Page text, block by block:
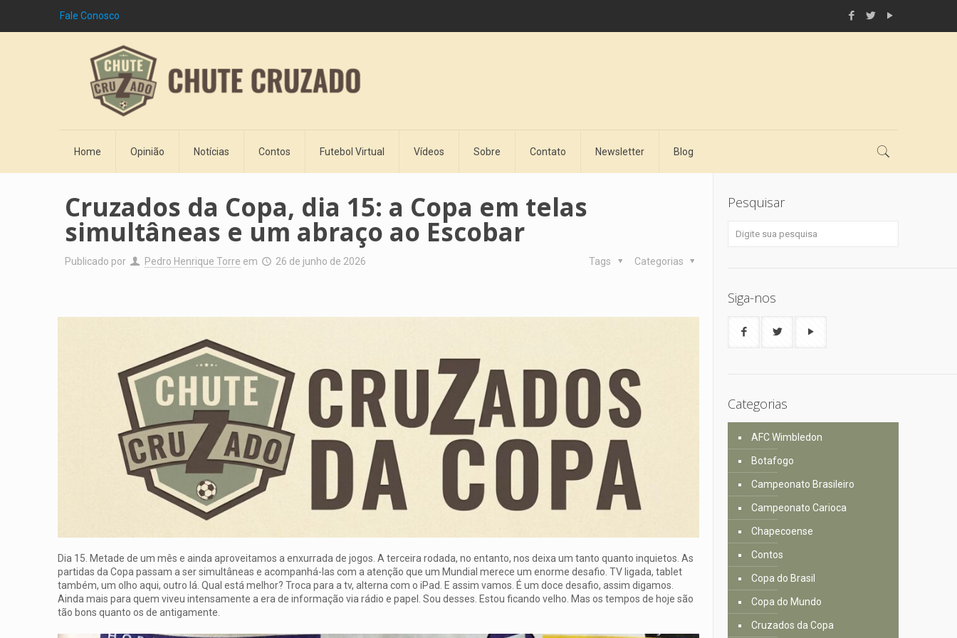
Fale Conosco
Home Opinião Notícias Contos Futebol Virtual Vídeos Sobre Contato Newsletter Blog
Cruzados da Copa, dia 15: a Copa em telas
simultâneas e um abraço ao Escobar
Publicado por Pedro Henrique Torre em 26 de junho de 2026 Categorias
Tags
Dia 15. Metade de um mês e ainda aproveitamos a enxurrada de jogos. A terceira rodada, no entanto, nos deixa um tanto quanto inquietos. As
partidas da Copa passam a ser simultâneas e acompanhá-las com a atenção que um Mundial merece um enorme desafio. TV ligada, tablet
também, um olho aqui, outro lá. Qual está melhor? Troca para a tv, alterna com o iPad. E assim vamos. É um doce desafio, assim digamos.
Ainda mais para quem viveu intensamente a era de informação via rádio e papel. Sou desses. Estou ficando velho. Mas os tempos de hoje são
tão bons quanto os de antigamente.
Pesquisar
Siga-nos
Categorias
AFC Wimbledon
Botafogo
Campeonato Brasileiro
Campeonato Carioca
Chapecoense
Contos
Copa do Brasil
Copa do Mundo
Cruzados da Copa